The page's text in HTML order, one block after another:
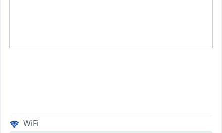
WiFi